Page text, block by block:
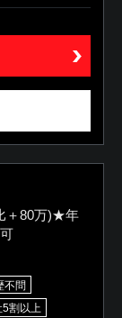
＋80万)★年
不問
5割以上